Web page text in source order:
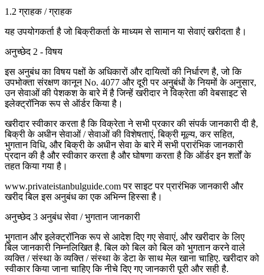
1.2 ग्राहक / ग्राहक
यह उपयोगकर्ता है जो बिक्रीकर्ता के माध्यम से सामान या सेवाएं खरीदता है।
अनुच्छेद 2 - विषय
इस अनुबंध का विषय पक्षों के अधिकारों और दायित्वों की निर्धारण है, जो कि
उपभोक्ता संरक्षण कानून No. 4077 और दूरी पर अनुबंधों के नियमों के अनुसार,
उन सेवाओं की पेशकश के बारे में है जिन्हें खरीदार ने विक्रेता की वेबसाइट से
इलेक्ट्रॉनिक रूप से ऑर्डर किया है।
खरीदार स्वीकार करता है कि विक्रेता ने सभी प्रकार की संपर्क जानकारी दी है,
बिक्री के अधीन सेवाओं / सेवाओं की विशेषताएं, बिक्री मूल्य, कर सहित,
भुगतान विधि, और बिक्री के अधीन सेवा के बारे में सभी प्रारंभिक जानकारी
प्रदान की है और स्वीकार करता है और घोषणा करता है कि ऑर्डर इन शर्तों के
तहत किया गया है।
www.privateistanbulguide.com पर साइट पर प्रारंभिक जानकारी और
खरीद बिल इस अनुबंध का एक अभिन्न हिस्सा है।
अनुच्छेद 3 अनुबंध सेवा / भुगतान जानकारी
भुगतान और इलेक्ट्रॉनिक रूप से आदेश दिए गए सेवाएं, और खरीदार के लिए
बिल जानकारी निम्नलिखित है. बिल को बिल को बिल को भुगतान करने वाले
व्यक्ति / संस्था के व्यक्ति / संस्था के डेटा के साथ मेल खाना चाहिए. खरीदार को
स्वीकार किया जाना चाहिए कि नीचे दिए गए जानकारी पूरी और सही है.